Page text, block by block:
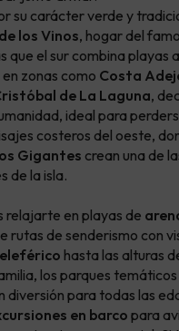
su carácter verde y
los Vinos, hogar del
que el sur combina playas
zonas como Costa
de La Laguna,
ideal para
costeros del oeste,
Gigantes crean una de
de la isla.
relajarte en playas de
rutas de senderismo con
hasta las alturas
los parques
diversión para todas las
en barco para